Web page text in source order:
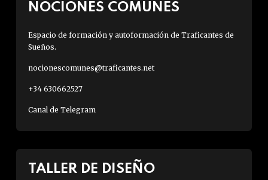
NOCIONES COMUNES
Espacio de formación y autoformación de Traficantes de
Sueños.
nocionescomunes@traficantes.net
+34 630662527
Canal de Telegram
TALLER DE DISEÑO